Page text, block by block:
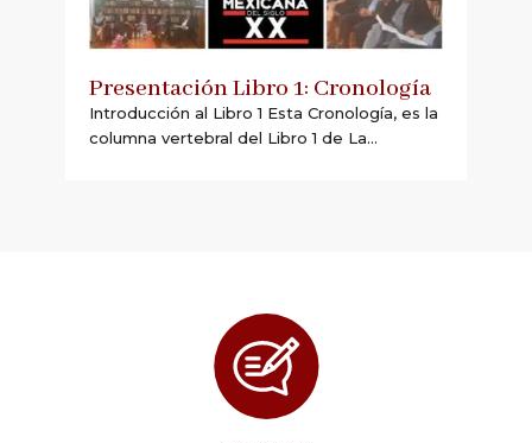
Presentación Libro 1: Cronología
Introducción al Libro 1 Esta Cronología, es la
columna vertebral del Libro 1 de La...